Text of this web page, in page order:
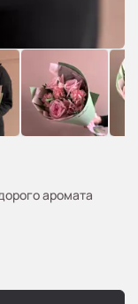
аромата